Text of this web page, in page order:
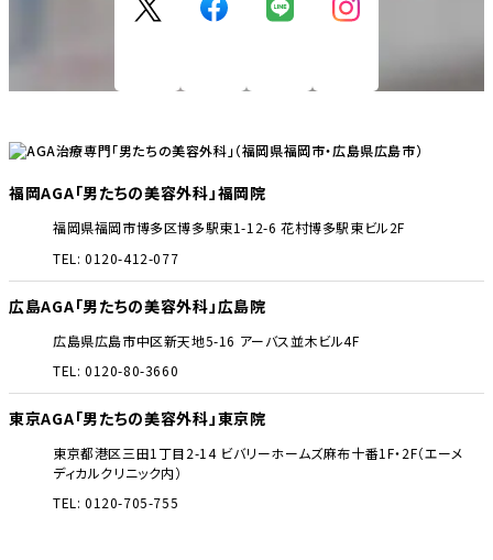
福岡AGA「男たちの美容外科」福岡院
福岡県福岡市博多区博多駅東1-12-6 花村博多駅東ビル2F
TEL: 0120-412-077
広島AGA「男たちの美容外科」広島院
広島県広島市中区新天地5-16 アーバス並木ビル4F
TEL: 0120-80-3660
東京AGA「男たちの美容外科」東京院
東京都港区三田1丁目2-14 ビバリーホームズ麻布十番1F・2F（エーメ
ディカルクリニック内）
TEL: 0120-705-755